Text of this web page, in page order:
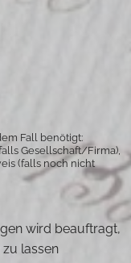
Fall benötigt:
Gesellschaft/Firma),
(falls noch nicht
wird beauftragt,
lassen